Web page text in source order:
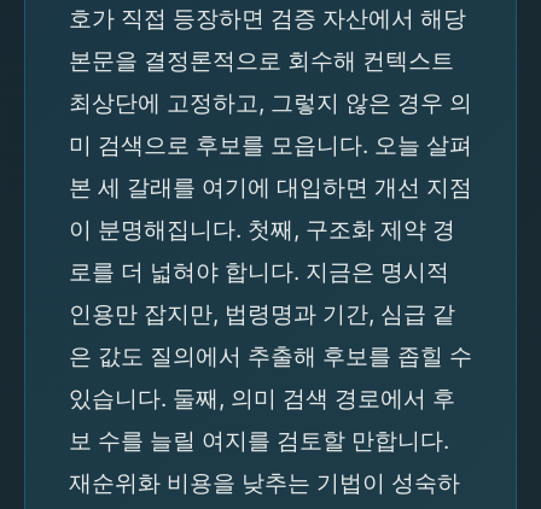
호가 직접 등장하면 검증 자산에서 해당
본문을 결정론적으로 회수해 컨텍스트
최상단에 고정하고, 그렇지 않은 경우 의
미 검색으로 후보를 모읍니다. 오늘 살펴
본 세 갈래를 여기에 대입하면 개선 지점
이 분명해집니다. 첫째, 구조화 제약 경
로를 더 넓혀야 합니다. 지금은 명시적
인용만 잡지만, 법령명과 기간, 심급 같
은 값도 질의에서 추출해 후보를 좁힐 수
있습니다. 둘째, 의미 검색 경로에서 후
보 수를 늘릴 여지를 검토할 만합니다.
재순위화 비용을 낮추는 기법이 성숙하